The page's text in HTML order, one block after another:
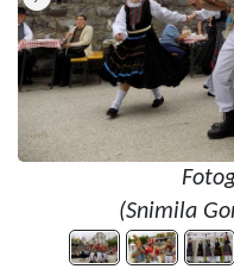
(Snimila